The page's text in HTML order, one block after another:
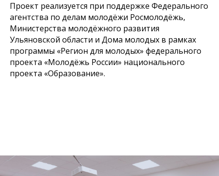
Проект реализуется при поддержке Федерального
агентства по делам молодёжи Росмолодёжь,
Министерства молодёжного развития
Ульяновской области и Дома молодых в рамках
программы «Регион для молодых» федерального
проекта «Молодёжь России» национального
проекта «Образование».